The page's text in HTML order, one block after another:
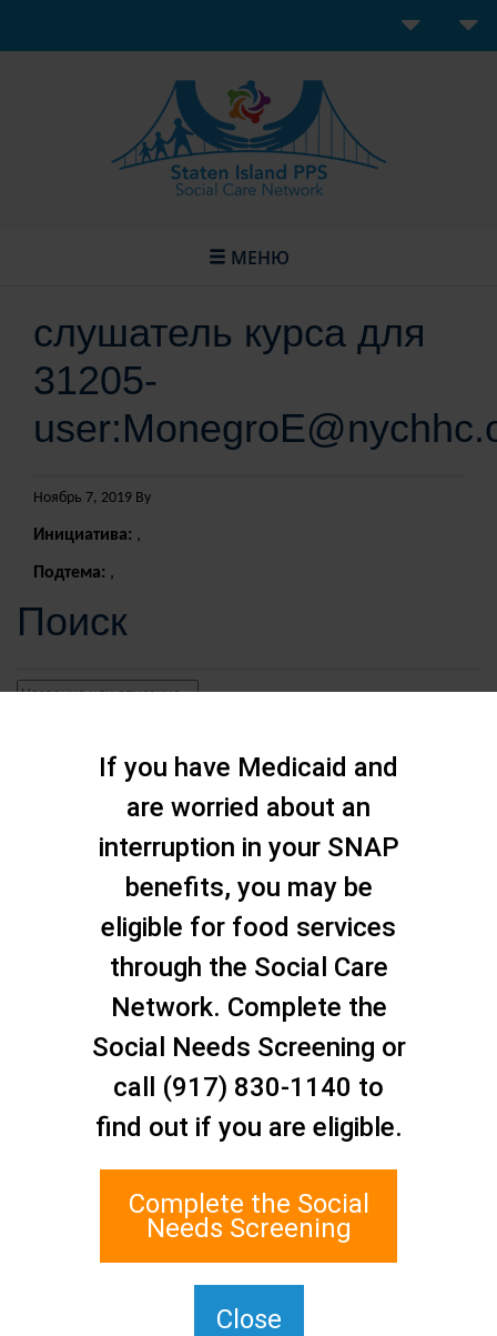
МЕНЮ
слушатель курса для
31205-
Ноябрь 7, 2019 By
Инициатива: ,
Подтема: ,
Поиск
Свяжитесь с нами
Сеть социальной помощи
1 Edgewater Plaza, Suite 700
Стейтен-Айленд, Нью-Йорк
If you have Medicaid and
are worried about an
interruption in your SNAP
benefits, you may be
eligible for food services
through the Social Care
Network. Complete the
Social Needs Screening or
call (917) 830-1140 to
find out if you are eligible.
Complete the Social
Needs Screening
Close